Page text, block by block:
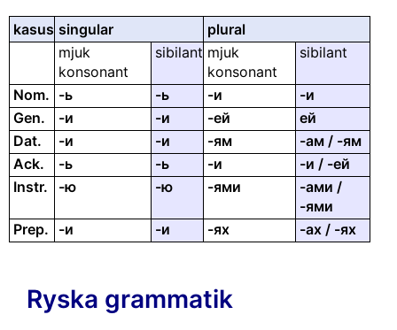
kasus singular
plural
mjuk
konsonant
sibilant mjuk
konsonant
sibilant
Nom. -ь -ь -и
-и
Gen.
-и -и -ей
ей
Dat.
-и -и -ям
-ам / -ям
Ack.
-ь -ь -и -и / -ей
Instr.
-ю -ю -ями
-ами /
-ями
Prep.
-и -и -ях -ах / -ях
Ryska grammatik